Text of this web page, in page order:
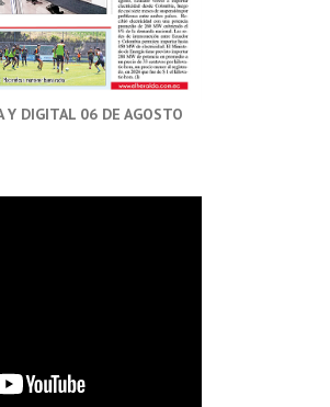
Y DIGITAL 06 DE AGOSTO